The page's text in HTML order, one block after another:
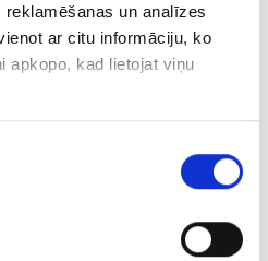
un analīzes
ar citu informāciju, ko
apkopo, kad lietojat viņu
klajā ar jaunumu –
plašāk popularizēt
un informācijas
Pie tam
resursam. Šī
saskaņā ar
ziņojumus Jūsu